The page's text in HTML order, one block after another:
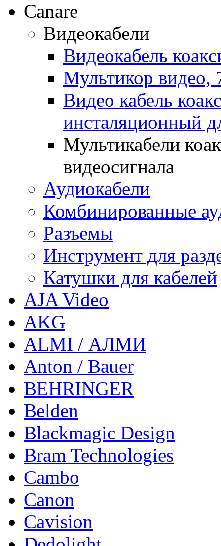
Canare
Видеокабели
Видеокабель
Мультикор видео,
Видео кабель
инсталяционный
Мультикабели
видеосигнала
Аудиокабели
Комбинированные
Разъемы
Инструмент для
Катушки для кабелей
AJA Video
AKG
ALMI / АЛМИ
Anton / Bauer
BEHRINGER
Belden
Blackmagic Design
Bram Technologies
Cambo
Canon
Cavision